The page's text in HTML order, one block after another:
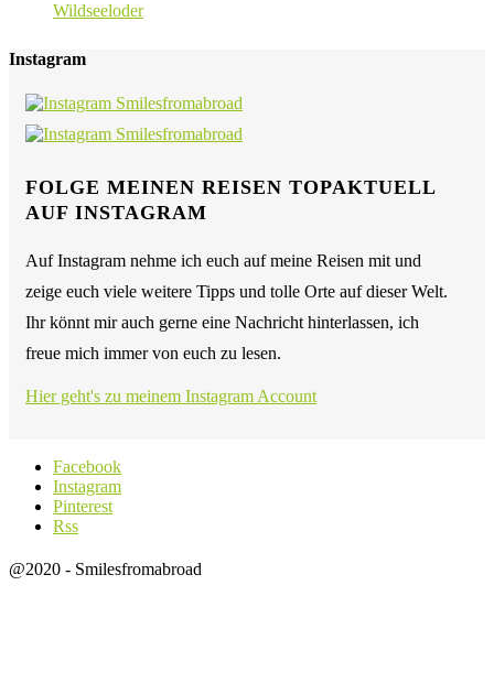
Wildseeloder
Instagram
FOLGE MEINEN REISEN TOPAKTUELL
AUF INSTAGRAM
Auf Instagram nehme ich euch auf meine Reisen mit und
zeige euch viele weitere Tipps und tolle Orte auf dieser Welt.
Ihr könnt mir auch gerne eine Nachricht hinterlassen, ich
freue mich immer von euch zu lesen.
Hier geht's zu meinem Instagram Account
Facebook
Instagram
Pinterest
Rss
@2020 - Smilesfromabroad